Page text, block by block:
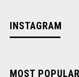
INSTAGRAM
MOST POPULAR